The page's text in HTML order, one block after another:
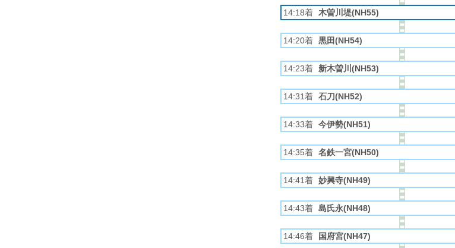
14:18着 木曽川堤(NH55)
14:20着 黒田(NH54)
14:23着 新木曽川(NH53)
14:31着 石刀(NH52)
14:33着 今伊勢(NH51)
14:35着 名鉄一宮(NH50)
14:41着 妙興寺(NH49)
14:43着 島氏永(NH48)
14:46着 国府宮(NH47)